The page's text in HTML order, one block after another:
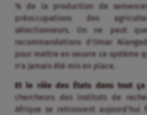
% de la production de
préoccupations des
sélectionneurs. On ne peut
recommandations d’Omar
pour mettre en oeuvre ce système
n’a jamais été mis en place.
Et le rôle des États dans tout ça
chercheurs des instituts de
Afrique se retrouvent aujourd’hui